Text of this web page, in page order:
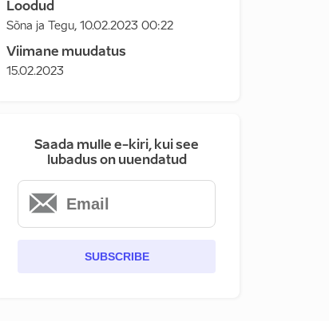
Loodud
Sõna ja Tegu, 10.02.2023 00:22
Viimane muudatus
15.02.2023
Saada mulle e-kiri, kui see
lubadus on uuendatud
SUBSCRIBE